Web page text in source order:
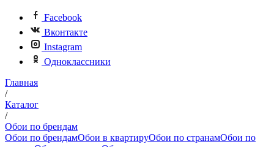
Facebook
Вконтакте
Instagram
Одноклассники
Главная
/
Каталог
/
Обои по брендам
Обои по брендамОбои в квартируОбои по странамОбои по